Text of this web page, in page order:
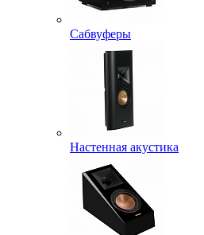
Сабвуферы
Настенная акустика